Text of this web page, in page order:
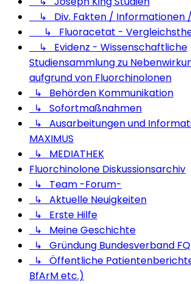
↳ Div. Fakten / Informationen
↳ Fluoracetat -
↳ Evidenz - Wissenschaftliche
Studiensammlung zu
aufgrund von Fluorchinolonen
↳ Behörden Kommunikation
↳ Sofortmaßnahmen
↳ Ausarbeitungen und
MAXIMUS
↳ MEDIATHEK
Fluorchinolone Diskussionsarchiv
↳ Team -Forum-
↳ Aktuelle Neuigkeiten
↳ Erste Hilfe
↳ Meine Geschichte
↳ Gründung Bundesverband
↳ Öffentliche
BfArM etc.)